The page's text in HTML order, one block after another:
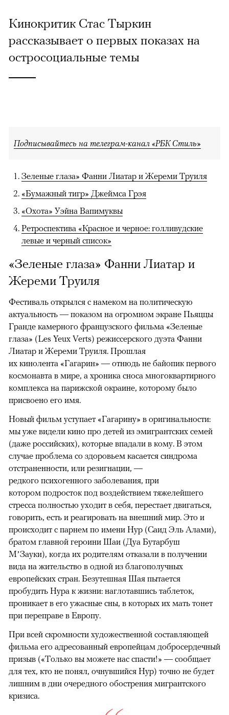
Кинокритик Стас Тыркин
рассказывает о первых показах на
остросоциальные темы
Подписывайтесь на телеграм-канал «РБК Стиль»
Зеленые глаза» Фанни Лиатар и Жереми Труиля
«Бумажный тигр» Джеймса Грэя
«Охота» Уэйна Вапимуквы
Ретроспектива «Красное и черное: голливудские
левые и черный список»
«Зеленые глаза» Фанни Лиатар и
Жереми Труиля
Фестиваль открылся с намеком на политическую
актуальность — показом на огромном экране Пьяццы
Гранде камерного французского фильма «Зеленые
глаза» (Les Yeux Verts) режиссерского дуэта Фанни
Лиатар и Жереми Труиля. Прошлая
их кинолента «Гагарин» — отнюдь не байопик первого
космонавта в мире, а хроника сноса многоквартирного
комплекса на парижской окраине, которому было
присвоено его имя.
Новый фильм уступает «Гагарину» в оригинальности:
мы уже видели кино про детей из эмигрантских семей
(даже российских), которые впадали в кому. В этом
случае проблема со здоровьем касается синдрома
отстраненности, или резигнации, —
редкого психогенного заболевания, при
котором подросток под воздействием тяжелейшего
стресса полностью уходит в себя, перестает двигаться,
говорить, есть и реагировать на внешний мир. Это и
происходит с парнем по имени Нур (Саид Эль Алами),
братом главной героини Шаи (Дуа Бутарбуш
М’Зауки), когда их родителям отказали в получении
вида на жительство в одной из благополучных
европейских стран. Безутешная Шая пытается
пробудить Нура к жизни: наглотавшись таблеток,
проникает в его ужасные сны, в которых их мать тонет
при переправе в Европу.
При всей скромности художественной составляющей
фильма его адресованный европейцам добросердечный
призыв («Только вы можете нас спасти!» — сообщает
для тех, кто не понял, очнувшийся Нур) точно не будет
лишним в дни очередного обострения мигрантского
кризиса.